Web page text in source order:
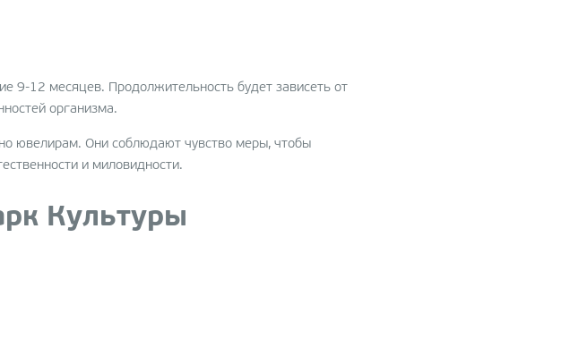
9-12 месяцев. Продолжительность будет зависеть от
организма.
ювелирам. Они соблюдают чувство меры, чтобы
и миловидности.
Культуры